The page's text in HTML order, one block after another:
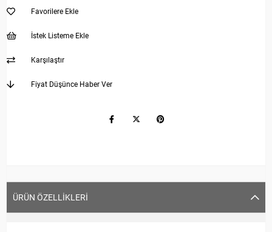
Favorilere Ekle
İstek Listeme Ekle
Karşılaştır
Fiyat Düşünce Haber Ver
ÜRÜN ÖZELLIKLERI